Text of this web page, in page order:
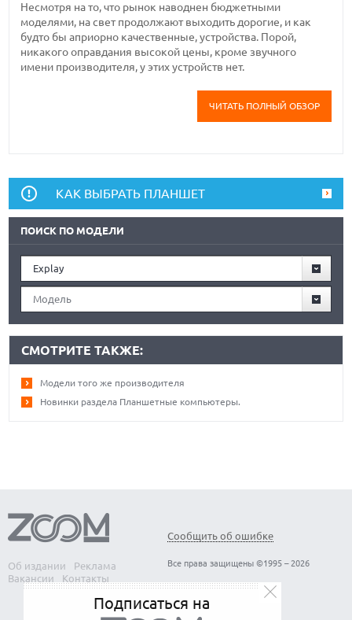
Несмотря на то, что рынок наводнен бюджетными
моделями, на свет продолжают выходить дорогие, и как
будто бы априорно качественные, устройства. Порой,
никакого оправдания высокой цены, кроме звучного
имени производителя, у этих устройств нет.
ЧИТАТЬ ПОЛНЫЙ ОБЗОР
КАК ВЫБРАТЬ ПЛАНШЕТ
ПОИСК ПО МОДЕЛИ
Explay
Модель
СМОТРИТЕ ТАКЖЕ:
Модели того же производителя
Новинки раздела Планшетные компьютеры.
Об издании
Реклама
Вакансии
Контакты
Сообщить об ошибке
Все права защищены ©1995 – 2026
Подписаться на